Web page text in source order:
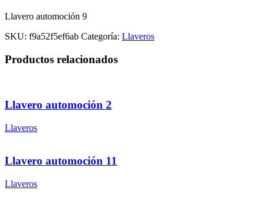
Llavero automoción 9
SKU: f9a52f5ef6ab Categoría: Llaveros
Productos relacionados
Llavero automoción 2
Llaveros
Llavero automoción 11
Llaveros